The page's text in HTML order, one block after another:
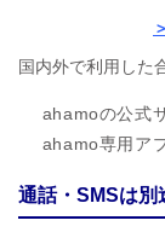
国内外で利用した
ahamoの公式
ahamo専用ア
通話・SMSは別